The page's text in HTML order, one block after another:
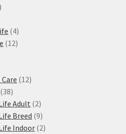
12
44
produkty
1212
1212
3838
produktů
Adult 22
produkty
Breed 99
produktů
Indoor 22